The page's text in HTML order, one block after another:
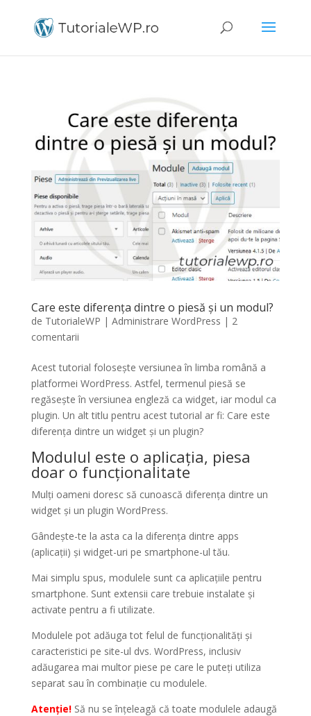
Care este diferența dintre o piesă și un modul?
de TutorialeWP | Administrare WordPress | 2
comentarii
Acest tutorial folosește versiunea în limba română a
platformei WordPress. Astfel, termenul piesă se
regăsește în versiunea engleză ca widget, iar modul ca
plugin. Un alt titlu pentru acest tutorial ar fi: Care este
diferența dintre un widget și un plugin?
Modulul este o aplicația, piesa
doar o funcționalitate
Mulți oameni doresc să cunoască diferența dintre un
widget și un plugin WordPress.
Gândește-te la asta ca la diferența dintre apps
(aplicații) și widget-uri pe smartphone-ul tău.
Mai simplu spus, modulele sunt ca aplicațiile pentru
smartphone. Sunt extensii care trebuie instalate și
activate pentru a fi utilizate.
Modulele pot adăuga tot felul de funcționalități și
caracteristici pe site-ul dvs. WordPress, inclusiv
adăugarea mai multor piese pe care le puteți utiliza
separat sau în combinație cu modulele.
Atenție!Să nu se înțeleagă că toate modulele adaugă